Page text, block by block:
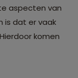
aspecten van
is dat er vaak
komen